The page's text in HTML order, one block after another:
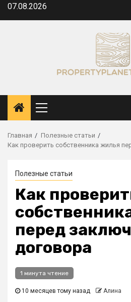
Перейти
07.08.2026
Основное
меню
Главная
Полезные статьи
Как проверить собственника жилья
Полезные статьи
Как
перед
договора
1 минута чтение
10 месяцев тому назад Алина